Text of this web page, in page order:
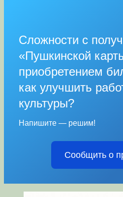
Сложности с
«Пушкинской
приобретением
как улучшить
культуры?
Напишите — решим!
Сообщить о